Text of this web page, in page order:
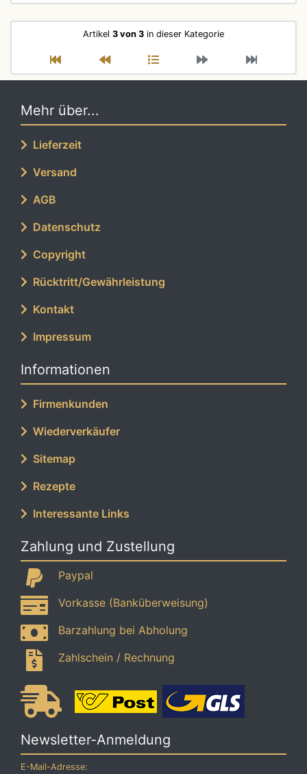
Artikel 3 von 3 in dieser Kategorie
Mehr über...
Lieferzeit
Versand
AGB
Datenschutz
Copyright
Rücktritt/Gewährleistung
Kontakt
Impressum
Informationen
Firmenkunden
Wiederverkäufer
Sitemap
Rezepte
Interessante Links
Zahlung und Zustellung
Paypal
Vorkasse (Banküberweisung)
Barzahlung bei Abholung
Zahlschein / Rechnung
Newsletter-Anmeldung
E-Mail-Adresse: